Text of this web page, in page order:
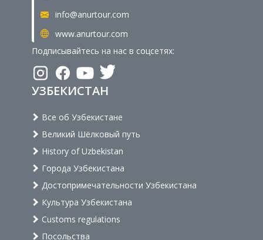
info@anurtour.com
www.anurtour.com
Подписывайтесь на нас в соцсетях:
УЗБЕКИСТАН
Все об Узбекистане
Великий Шёлковый путь
History of Uzbekistan
Города Узбекистана
Достопримечательности Узбекистана
Культура Узбекистана
Customs regulations
Посольства